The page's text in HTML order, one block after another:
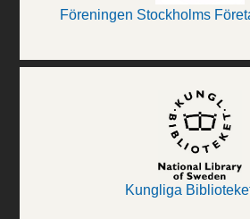
Föreningen Stockholms
Kungliga